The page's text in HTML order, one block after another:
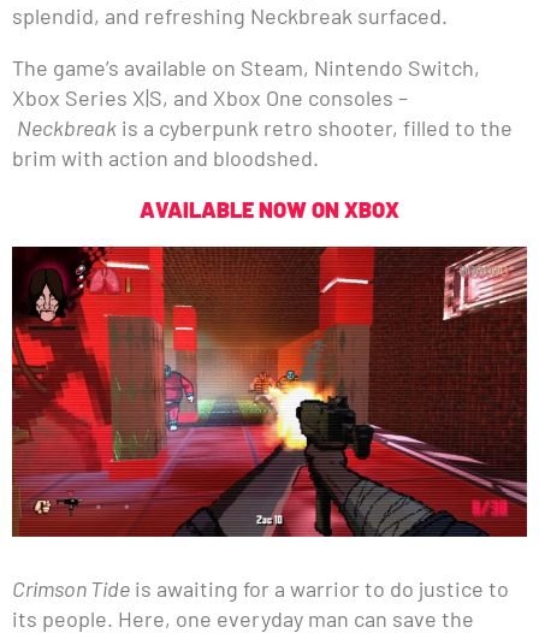
splendid, and refreshing Neckbreak surfaced.
The game’s available on Steam, Nintendo Switch,
Xbox Series X|S, and Xbox One consoles –
Neckbreak is a cyberpunk retro shooter, filled to the
brim with action and bloodshed.
AVAILABLE NOW ON XBOX
Crimson Tide is awaiting for a warrior to do justice to
its people. Here, one everyday man can save the